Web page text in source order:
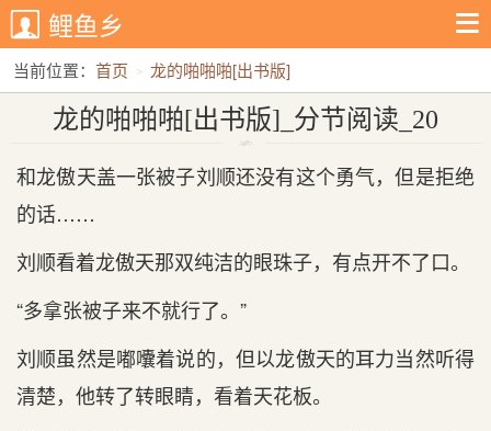
鲤鱼乡
当前位置： 首页
龙的啪啪啪[出书版]
龙的啪啪啪[出书版]_分节阅读_20
龙的啪啪啪[出书版]_分节阅读_20
和龙傲天盖一张被子刘顺还没有这个勇气，但是拒绝
的话……
刘顺看着龙傲天那双纯洁的眼珠子，有点开不了口。
“多拿张被子来不就行了。”
刘顺虽然是嘟囔着说的，但以龙傲天的耳力当然听得
清楚，他转了转眼睛，看着天花板。